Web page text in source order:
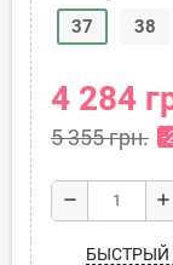
37
38
4 284
5 355 грн. -
remove add
БЫСТРЫЙ